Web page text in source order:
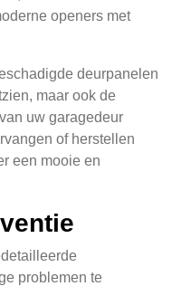
openers met
deurpanelen
maar ook de
uw garagedeur
of herstellen
een mooie en
problemen te